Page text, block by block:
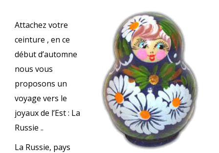
Attachez votre
ceinture , en ce
début d’automne
nous vous
proposons un
voyage vers le
joyaux de l’Est : La
Russie ..
La Russie, pays